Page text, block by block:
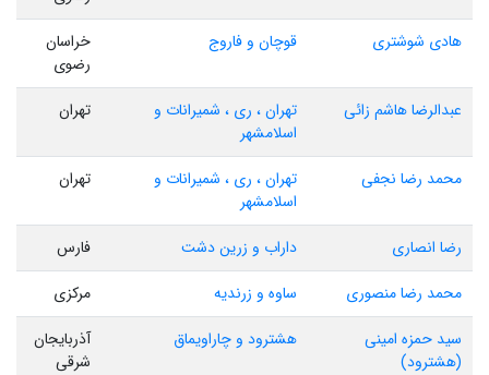
هادی شوشتری
قوچان و فاروج
خراسان
رضوی
عبدالرضا هاشم زائی
تهران ، ری ، شمیرانات و
اسلامشهر
تهران
محمد رضا نجفی
تهران ، ری ، شمیرانات و
اسلامشهر
تهران
رضا انصاری داراب و زرین دشت
فارس
محمد رضا منصوری
ساوه و زرندیه
مرکزی
سید حمزه امینی
(هشترود)
هشترود و چاراویماق
آذربایجان
شرقی